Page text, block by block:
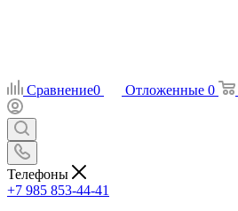
Сравнение0 Отложенные 0
Телефоны
+7 985 853-44-41